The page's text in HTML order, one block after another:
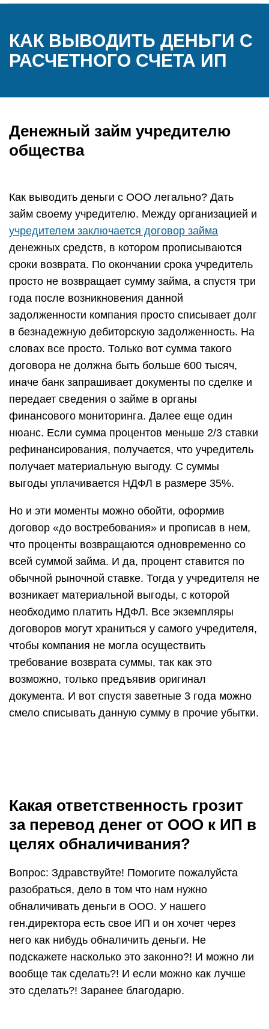
КАК ВЫВОДИТЬ ДЕНЬГИ С
РАСЧЕТНОГО СЧЕТА ИП
Денежный займ учредителю
общества
Как выводить деньги с ООО легально? Дать
займ своему учредителю. Между организацией и
учредителем заключается договор займа
денежных средств, в котором прописываются
сроки возврата. По окончании срока учредитель
просто не возвращает сумму займа, а спустя три
года после возникновения данной
задолженности компания просто списывает долг
в безнадежную дебиторскую задолженность. На
словах все просто. Только вот сумма такого
договора не должна быть больше 600 тысяч,
иначе банк запрашивает документы по сделке и
передает сведения о займе в органы
финансового мониторинга. Далее еще один
нюанс. Если сумма процентов меньше 2/3 ставки
рефинансирования, получается, что учредитель
получает материальную выгоду. С суммы
выгоды уплачивается НДФЛ в размере 35%.
Но и эти моменты можно обойти, оформив
договор «до востребования» и прописав в нем,
что проценты возвращаются одновременно со
всей суммой займа. И да, процент ставится по
обычной рыночной ставке. Тогда у учредителя не
возникает материальной выгоды, с которой
необходимо платить НДФЛ. Все экземпляры
договоров могут храниться у самого учредителя,
чтобы компания не могла осуществить
требование возврата суммы, так как это
возможно, только предъявив оригинал
документа. И вот спустя заветные 3 года можно
смело списывать данную сумму в прочие убытки.
Какая ответственность грозит
за перевод денег от ООО к ИП в
целях обналичивания?
Вопрос: Здравствуйте! Помогите пожалуйста
разобраться, дело в том что нам нужно
обналичивать деньги в ООО. У нашего
ген.директора есть свое ИП и он хочет через
него как нибудь обналичить деньги. Не
подскажете насколько это законно?! И можно ли
вообще так сделать?! И если можно как лучше
это сделать?! Заранее благодарю.